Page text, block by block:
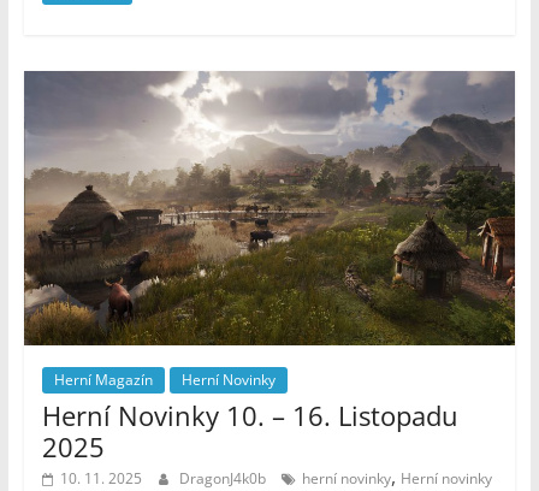
Herní Magazín Herní Novinky
Herní Novinky 10. – 16. Listopadu
2025
10. 11. 2025 DragonJ4k0b herní novinky, Herní novinky